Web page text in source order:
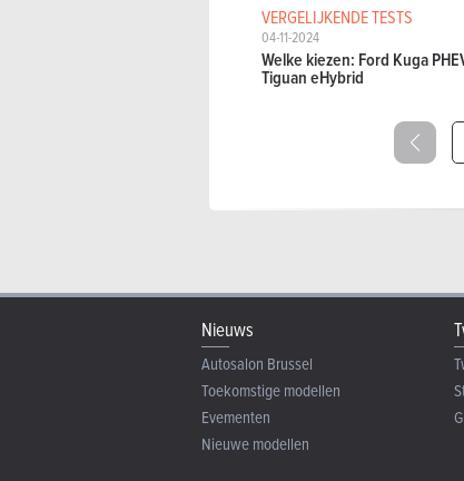
VERGELIJKENDE TESTS
04-11-2024
Welke kiezen: Ford Kuga
Tiguan eHybrid
Nieuws
Autosalon Brussel
Toekomstige modellen
Evementen
Nieuwe modellen